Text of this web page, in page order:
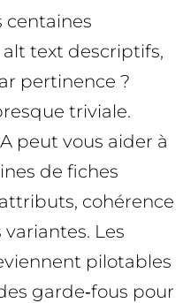
centaines
alt text descriptifs,
pertinence ?
triviale.
peut vous aider à
de fiches
cohérence
Les
pilotables
garde‑fous pour